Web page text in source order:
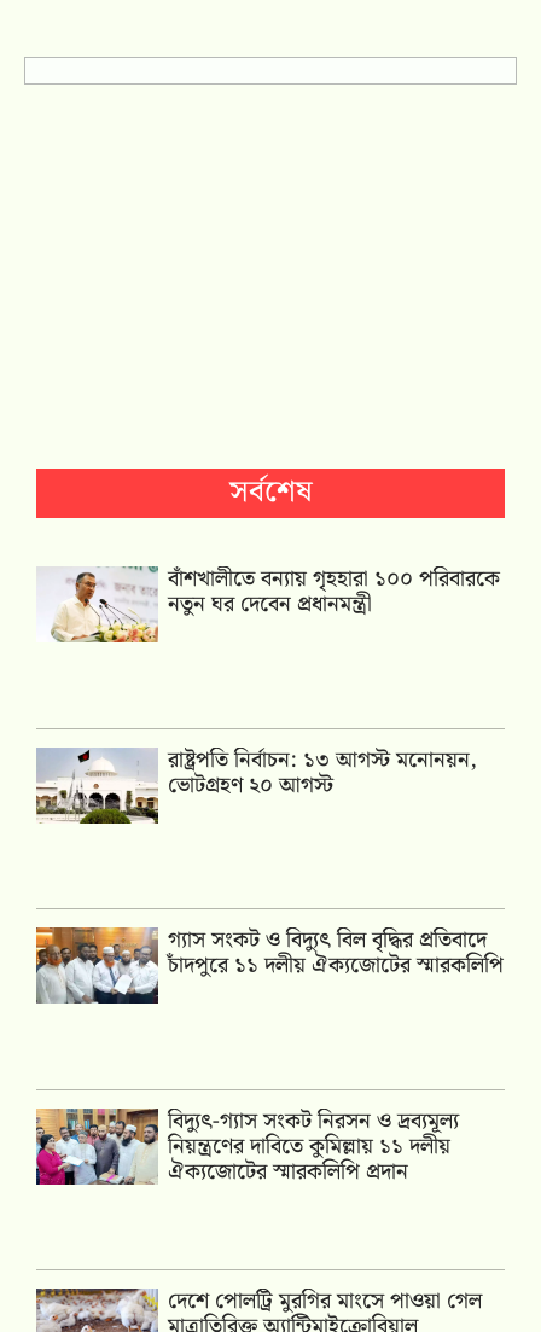
সর্বশেষ
বাঁশখালীতে বন্যায় গৃহহারা ১০০ পরিবারকে
নতুন ঘর দেবেন প্রধানমন্ত্রী
রাষ্ট্রপতি নির্বাচন: ১৩ আগস্ট মনোনয়ন,
ভোটগ্রহণ ২০ আগস্ট
গ্যাস সংকট ও বিদ্যুৎ বিল বৃদ্ধির প্রতিবাদে
চাঁদপুরে ১১ দলীয় ঐক্যজোটের স্মারকলিপি
‎বিদ্যুৎ-গ্যাস সংকট নিরসন ও দ্রব্যমূল্য
নিয়ন্ত্রণের দাবিতে কুমিল্লায় ১১ দলীয়
ঐক‍্যজোটের স্মারকলিপি প্রদান
দেশে পোলট্রি মুরগির মাংসে পাওয়া গেল